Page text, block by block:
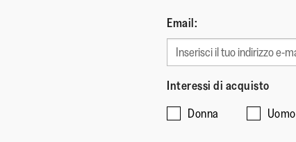
Email:
Interessi di acquisto
Donna
Uomo